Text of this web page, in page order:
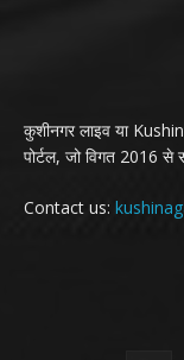
कुशीनगर लाइव या
पोर्टल, जो विगत 2016 से
Contact us: